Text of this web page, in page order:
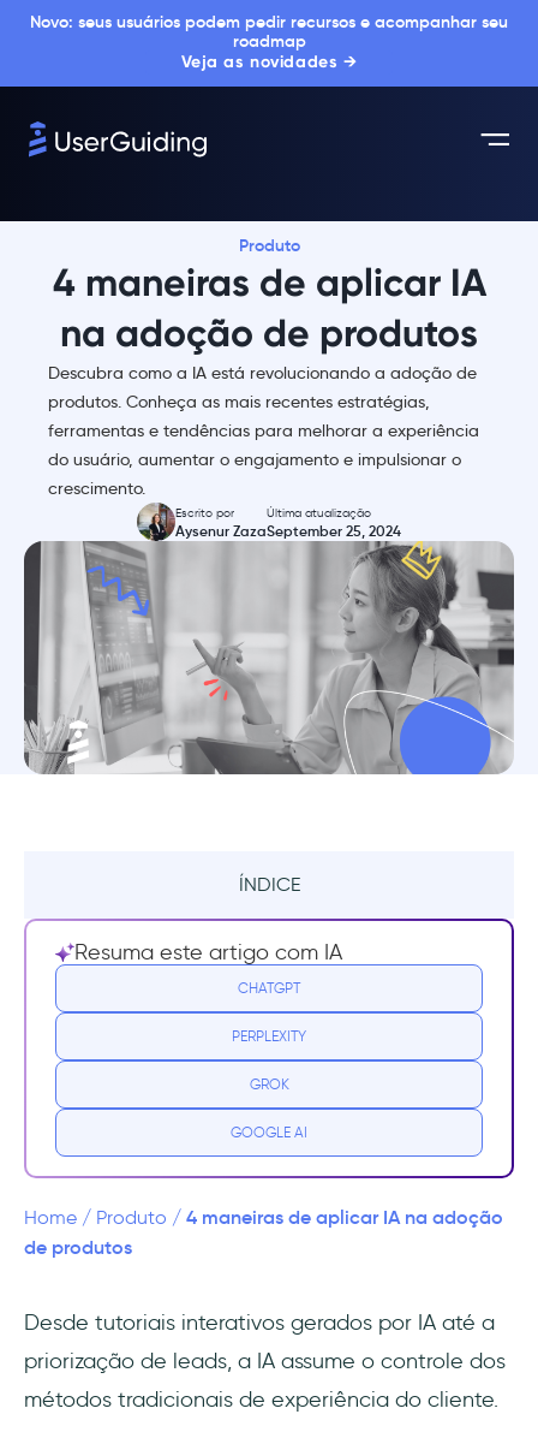
Novo: seus usuários podem pedir recursos e acompanhar seu
roadmap
Veja as novidades →
Produto
4 maneiras de aplicar IA
na adoção de produtos
Descubra como a IA está revolucionando a adoção de
produtos. Conheça as mais recentes estratégias,
ferramentas e tendências para melhorar a experiência
do usuário, aumentar o engajamento e impulsionar o
crescimento.
Escrito por
Aysenur Zaza
Última atualização
September 25, 2024
ÍNDICE
Resumo
4 maneiras de usar a IA na adoção de
produtos
2. Acelere o onboarding com orientação
3. Aumente a eficiência do suporte ao cliente
4. Promova um engajamento mais profundo
por meio de insights orientados por IA
As 3 grandes tendências de IA na adoção de
Resuma este artigo com IA
CHATGPT
PERPLEXITY
GROK
GOOGLE AI
Home / Produto / 4 maneiras de aplicar IA na adoção
de produtos
Desde tutoriais interativos gerados por IA até a
priorização de leads, a IA assume o controle dos
métodos tradicionais de experiência do cliente.